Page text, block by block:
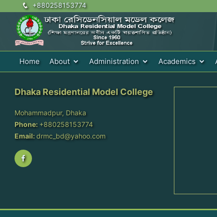
+880258153774
Home About Administration Academics
Dhaka Residential Model College
Mohammadpur, Dhaka
Phone: +880258153774
Email: drmc_bd@yahoo.com